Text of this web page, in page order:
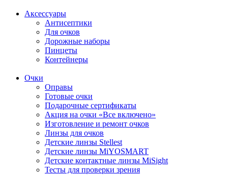
Аксессуары
Антисептики
Для очков
Дорожные наборы
Пинцеты
Контейнеры
Очки
Оправы
Готовые очки
Подарочные сертификаты
Акция на очки «Все включено»
Изготовление и ремонт очков
Линзы для очков
Детские линзы Stellest
Детские линзы MiYOSMART
Детские контактные линзы MiSight
Тесты для проверки зрения